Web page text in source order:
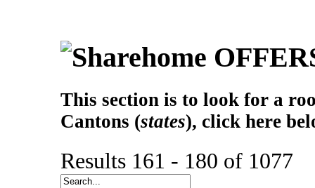
This section is to look for a
Cantons (states), click here
Results 161 - 180 of 1077